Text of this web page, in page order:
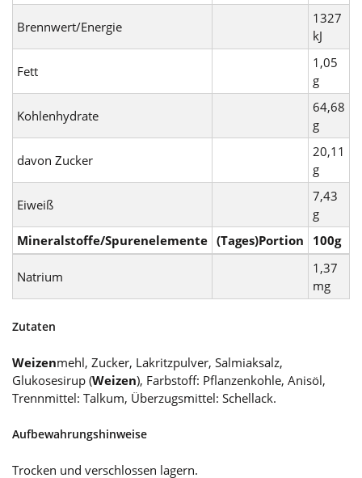
Brennwert/Energie
1327
kJ
Fett
1,05
g
Kohlenhydrate
64,68
g
davon Zucker
20,11
g
Eiweiß
7,43
g
Mineralstoffe/Spurenelemente (Tages)Portion 100g
Natrium
1,37
mg
Zutaten
Weizenmehl, Zucker, Lakritzpulver, Salmiaksalz,
Glukosesirup (Weizen), Farbstoff: Pflanzenkohle, Anisöl,
Trennmittel: Talkum, Überzugsmittel: Schellack.
Aufbewahrungshinweise
Trocken und verschlossen lagern.